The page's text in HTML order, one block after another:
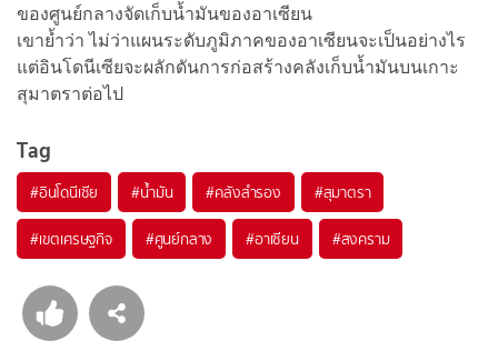
ของศูนย์กลางจัดเก็บน้ำมันของอาเซียน
เขาย้ำว่า ไม่ว่าแผนระดับภูมิภาคของอาเซียนจะเป็นอย่างไร
แต่อินโดนีเซียจะผลักดันการก่อสร้างคลังเก็บน้ำมันบนเกาะ
สุมาตราต่อไป
Tag
#อินโดนีเซีย #น้ำมัน #คลังสำรอง #สุมาตรา
#เขตเศรษฐกิจ #ศูนย์กลาง #อาเซียน #สงคราม